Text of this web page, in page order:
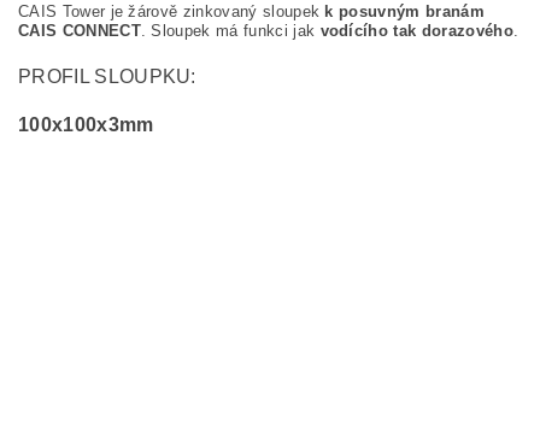
CAIS Tower je žárově zinkovaný sloupek k posuvným branám
CAIS CONNECT. Sloupek má funkci jak vodícího tak dorazového.
PROFIL SLOUPKU:
100x100x3mm